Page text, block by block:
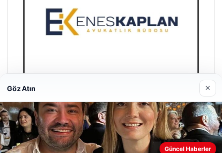
Enes Kaplan Avukatlık Bürosu
Nisan 28, 2026
Göz Atın ×
Güncel Haberler